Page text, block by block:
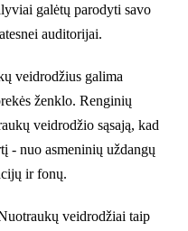
galėtų parodyti savo
auditorijai.
veidrodžius galima
ženklo. Renginių
veidrodžio sąsają, kad
- nuo asmeninių uždangų
ir fonų.
veidrodžiai taip